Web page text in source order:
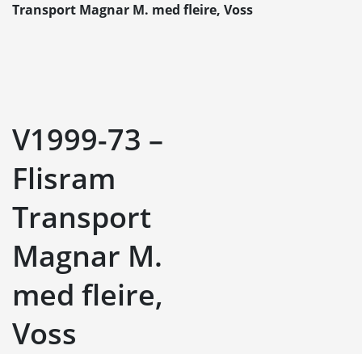
Transport Magnar M. med fleire, Voss
V1999-73 –
Flisram
Transport
Magnar M.
med fleire,
Voss